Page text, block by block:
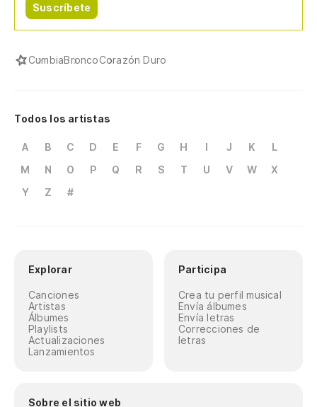
Suscríbete
CumbiaBroncoCorazón Duro
Todos los artistas
A B C D E F G H I J K
L
M
N O P Q R S T U V W
X
Y
Z #
Explorar
Canciones
Artistas
Álbumes
Playlists
Actualizaciones
Lanzamientos
Participa
Crea tu perfil musical
Envía álbumes
Envía letras
Correcciones de
letras
Sobre el sitio web